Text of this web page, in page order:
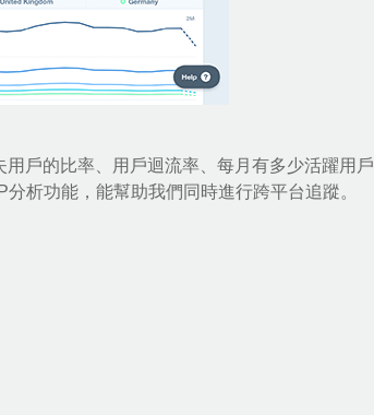
戶的比率、用戶迴流率、每月有多少活躍用戶
析功能，能幫助我們同時進行跨平台追蹤。